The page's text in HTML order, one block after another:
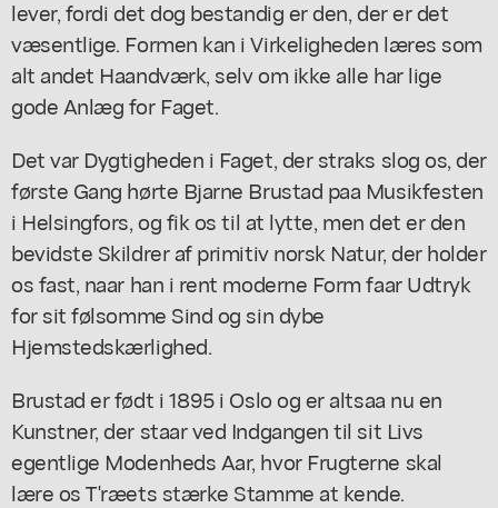
lever, fordi det dog bestandig er den, der er det
væsentlige. Formen kan i Virkeligheden læres som
alt andet Haandværk, selv om ikke alle har lige
gode Anlæg for Faget.
Det var Dygtigheden i Faget, der straks slog os, der
første Gang hørte Bjarne Brustad paa Musikfesten
i Helsingfors, og fik os til at lytte, men det er den
bevidste Skildrer af primitiv norsk Natur, der holder
os fast, naar han i rent moderne Form faar Udtryk
for sit følsomme Sind og sin dybe
Hjemstedskærlighed.
Brustad er født i 1895 i Oslo og er altsaa nu en
Kunstner, der staar ved Indgangen til sit Livs
egentlige Modenheds Aar, hvor Frugterne skal
lære os T'ræets stærke Stamme at kende.